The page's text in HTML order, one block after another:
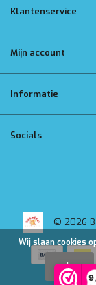
Klantenservice
Mijn account
Informatie
Socials
© 2026
Wij slaan cookies
Ja